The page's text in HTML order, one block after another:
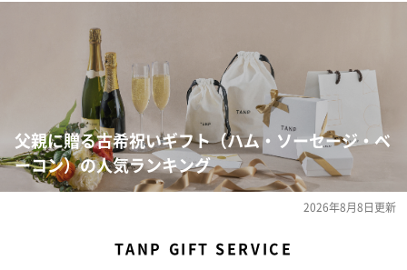
父親に贈る古希祝いギフト（ハム・ソーセージ・ベ
ーコン）の人気ランキング
2026年8月8日更新
TANP GIFT SERVICE